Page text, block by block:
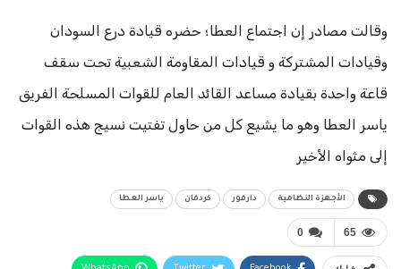
وقالت مصادر إن اجتماع العطا؛ حضره قيادة درع السودان
وقيادات المشتركة و قيادات المقاومة الشعبية تحت سقف
قاعة واحدة بقيادة مساعد القائد العام للقوات المسلحة الفريق
ياسر العطا وهو ما يشيع كل من حاول تفتيت نسيج هذه القوات
إلى مثواه الأخير
الأجهزة النظامية دارفور كردفان ياسر العطا
0 65